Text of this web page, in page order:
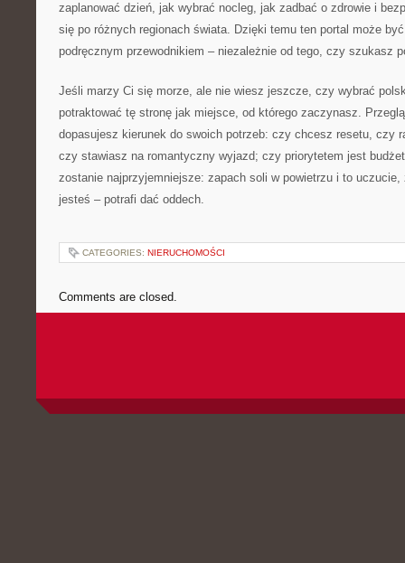
zaplanować dzień, jak wybrać nocleg, jak zadbać o zdrowie i
się po różnych regionach świata. Dzięki temu ten portal może
podręcznym przewodnikiem – niezależnie od tego, czy szukasz
Jeśli marzy Ci się morze, ale nie wiesz jeszcze, czy wybrać
potraktować tę stronę jak miejsce, od którego zaczynasz.
dopasujesz kierunek do swoich potrzeb: czy chcesz resetu, czy
czy stawiasz na romantyczny wyjazd; czy priorytetem jest
zostanie najprzyjemniejsze: zapach soli w powietrzu i to
jesteś – potrafi dać oddech.
CATEGORIES: NIERUCHOMOŚCI
Comments are closed.